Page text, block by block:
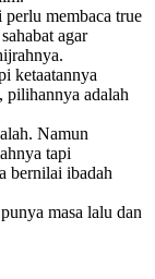
membaca true
agar
ketaatannya
pilihannya adalah
Namun
tapi
bernilai ibadah
masa lalu dan